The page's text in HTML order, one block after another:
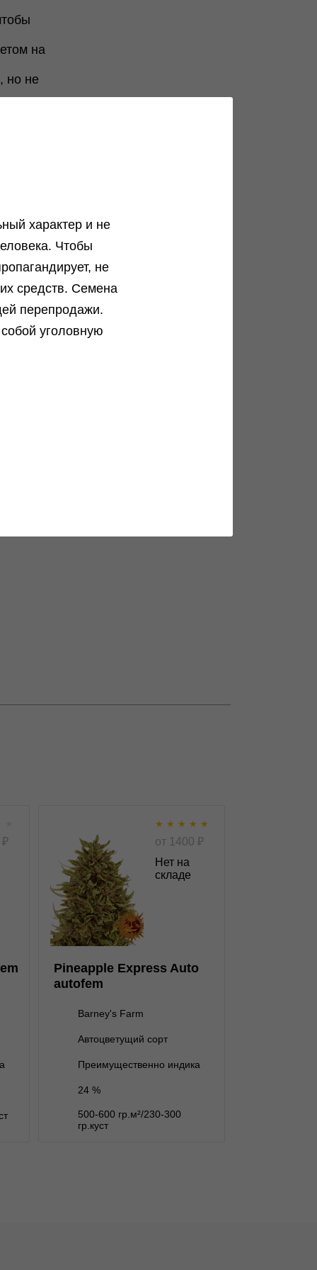
на
но не
₽
★ ★ ★ ★ ★
от 1400 ₽
Нет на
складе
Pineapple Express Auto
autofem
Barney's Farm
Автоцветущий сорт
Преимущественно индика
24 %
500-600 гр.м²/230-300
гр.куст
Pineapple Express Auto
autofem
★
★
★
★
Отзывов
1
Barney's Farm
нет на складе
В корзину
Обратно
характер и не
Чтобы
не
средств. Семена
перепродажи.
уголовную